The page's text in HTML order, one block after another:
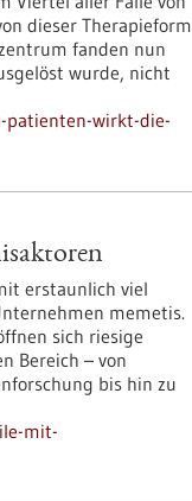
dieser Therapieform
fanden nun
wurde, nicht
wirkt-die-
erstaunlich viel
memetis.
sich riesige
Bereich – von
bis hin zu
mit-